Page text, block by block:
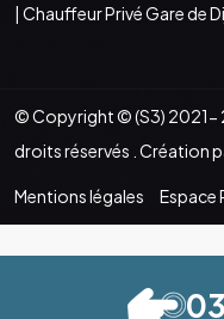
| Chauffeur Privé Gare de
© Copyright © (S3) 2021-
droits réservés . Création
Mentions légales Espace